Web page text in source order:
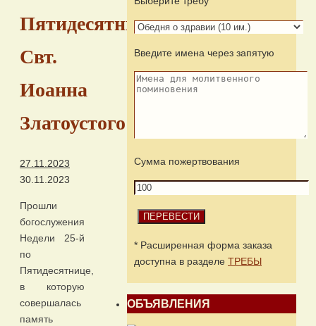
Пятидесятнице.
Свт.
Иоанна
Златоустого
27.11.2023
30.11.2023
Прошли
богослужения
Недели 25-й
по
Пятидесятнице,
в которую
совершалась
память
Введите имена через запятую
Сумма пожертвования
* Расширенная форма заказа
доступна в разделе ТРЕБЫ
ОБЪЯВЛЕНИЯ